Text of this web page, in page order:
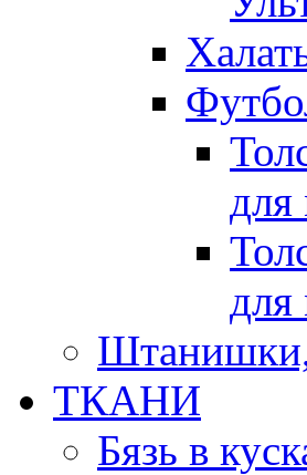
для
для
Штанишки,
ТКАНИ
Бязь в